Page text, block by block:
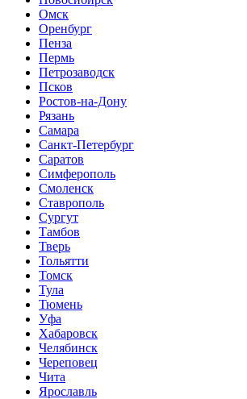
Омск
Оренбург
Пенза
Пермь
Петрозаводск
Псков
Ростов-на-Дону
Рязань
Самара
Санкт-Петербург
Саратов
Симферополь
Смоленск
Ставрополь
Сургут
Тамбов
Тверь
Тольятти
Томск
Тула
Тюмень
Уфа
Хабаровск
Челябинск
Череповец
Чита
Ярославль